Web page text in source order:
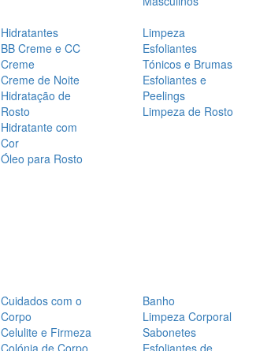
Hidratantes
BB Creme e CC
Creme
Creme de Noite
Hidratação de
Rosto
Hidratante com
Cor
Óleo para Rosto
Limpeza
Esfoliantes
Tónicos e Brumas
Esfoliantes e
Peelings
Limpeza de Rosto
Cuidados com o
Corpo
Celulite e Firmeza
Colónia de Corpo
Banho
Limpeza Corporal
Sabonetes
Esfoliantes de